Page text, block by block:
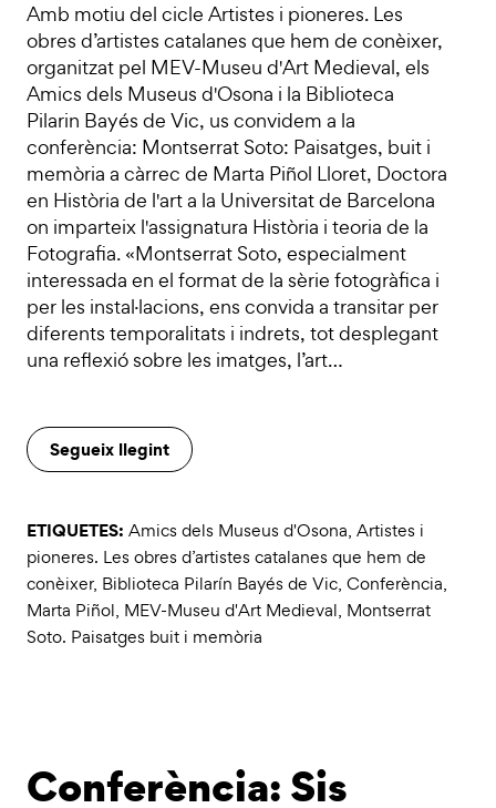
Amb motiu del cicle Artistes i pioneres. Les
obres d’artistes catalanes que hem de conèixer,
organitzat pel MEV-Museu d'Art Medieval, els
Amics dels Museus d'Osona i la Biblioteca
Pilarin Bayés de Vic, us convidem a la
conferència: Montserrat Soto: Paisatges, buit i
memòria a càrrec de Marta Piñol Lloret, Doctora
en Història de l'art a la Universitat de Barcelona
on imparteix l'assignatura Història i teoria de la
Fotografia. «Montserrat Soto, especialment
interessada en el format de la sèrie fotogràfica i
per les instal·lacions, ens convida a transitar per
diferents temporalitats i indrets, tot desplegant
una reflexió sobre les imatges, l’art…
Segueix llegint
ETIQUETES: Amics dels Museus d'Osona, Artistes i
pioneres. Les obres d’artistes catalanes que hem de
conèixer, Biblioteca Pilarín Bayés de Vic, Conferència,
Marta Piñol, MEV-Museu d'Art Medieval, Montserrat
Soto. Paisatges buit i memòria
Conferència: Sis